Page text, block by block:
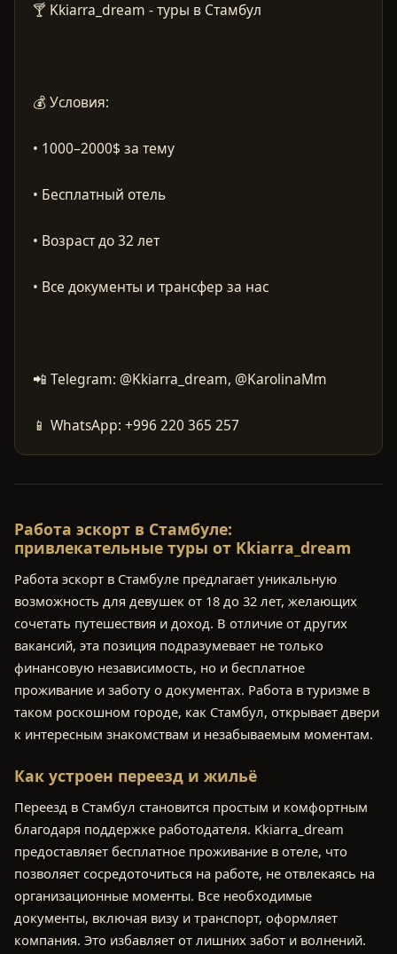
📱 WhatsApp: +996 220 365 257
Работа эскорт в Стамбуле:
привлекательные туры от Kkiarra_dream
Работа эскорт в Стамбуле предлагает уникальную
возможность для девушек от 18 до 32 лет, желающих
сочетать путешествия и доход. В отличие от других
вакансий, эта позиция подразумевает не только
финансовую независимость, но и бесплатное
проживание и заботу о документах. Работа в туризме в
таком роскошном городе, как Стамбул, открывает двери
к интересным знакомствам и незабываемым моментам.
Как устроен переезд и жильё
Переезд в Стамбул становится простым и комфортным
благодаря поддержке работодателя. Kkiarra_dream
предоставляет бесплатное проживание в отеле, что
позволяет сосредоточиться на работе, не отвлекаясь на
организационные моменты. Все необходимые
документы, включая визу и транспорт, оформляет
компания. Это избавляет от лишних забот и волнений.